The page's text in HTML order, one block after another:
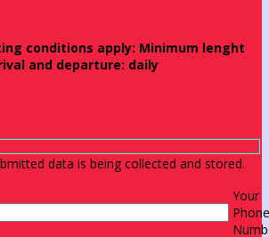
conditions apply: Minimum lenght
and departure: daily
data is being collected and stored.
Your
Phone